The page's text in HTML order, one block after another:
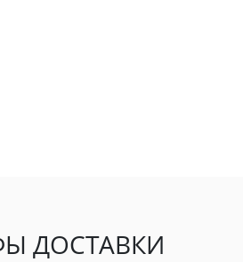
ДОСТАВКИ